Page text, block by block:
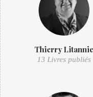
Thierry Litannie
13 Livres publiés